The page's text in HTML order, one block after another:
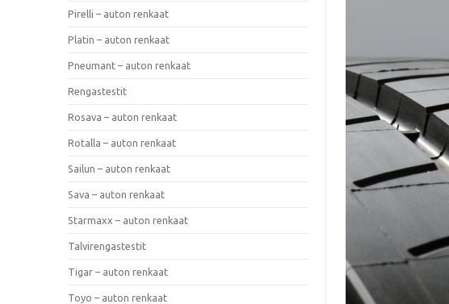
Pirelli – auton renkaat
Platin – auton renkaat
Pneumant – auton renkaat
Rengastestit
Rosava – auton renkaat
Rotalla – auton renkaat
Sailun – auton renkaat
Sava – auton renkaat
Starmaxx – auton renkaat
Talvirengastestit
Tigar – auton renkaat
Toyo – auton renkaat